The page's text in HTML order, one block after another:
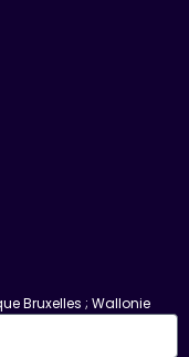
Bruxelles ; Wallonie